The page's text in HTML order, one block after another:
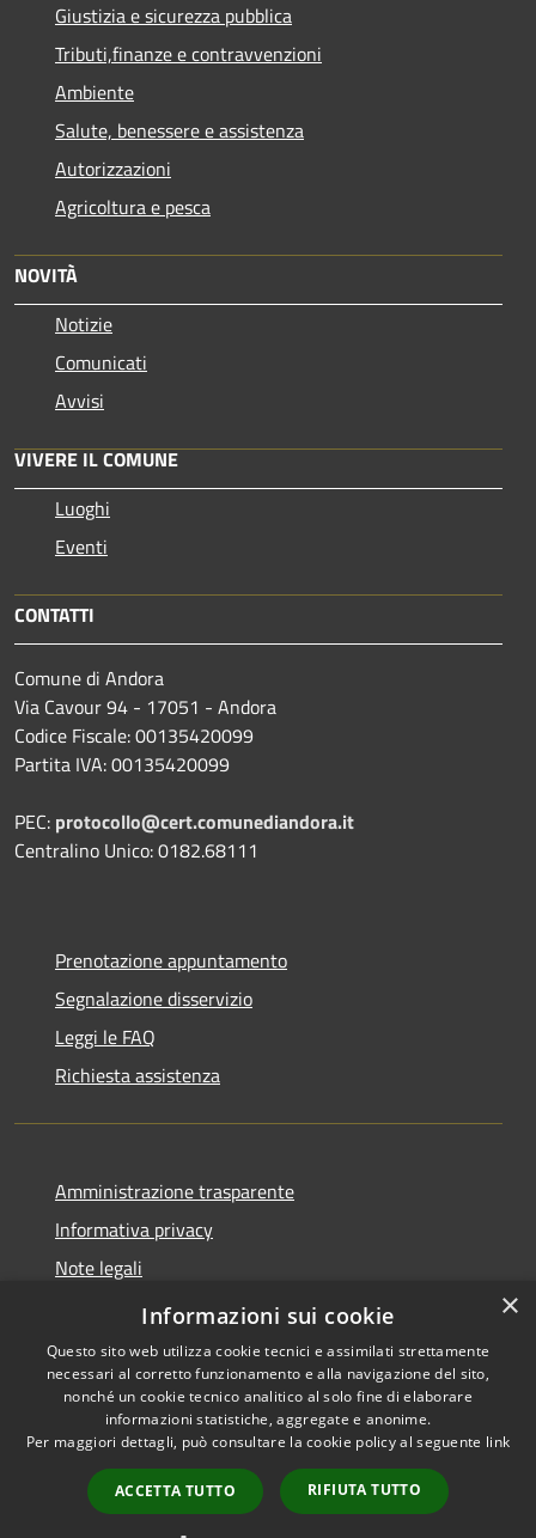
Giustizia e sicurezza pubblica
Tributi,finanze e contravvenzioni
Ambiente
Salute, benessere e assistenza
Autorizzazioni
Agricoltura e pesca
NOVITÀ
Notizie
Comunicati
Avvisi
VIVERE IL COMUNE
Luoghi
Eventi
CONTATTI
Comune di Andora
Via Cavour 94 - 17051 - Andora
Codice Fiscale: 00135420099
Partita IVA: 00135420099
PEC: protocollo@cert.comunediandora.it
Centralino Unico: 0182.68111
Prenotazione appuntamento
Segnalazione disservizio
Leggi le FAQ
Richiesta assistenza
Amministrazione trasparente
Informativa privacy
Note legali
Dichiarazione di accessibilità
Accessibilità
Copyright © 2026 • Comune di
Andora • Powered by
Municipium•
Accesso
redazione
×
Informazioni sui cookie
Questo sito web utilizza cookie tecnici e assimilati strettamente
necessari al corretto funzionamento e alla navigazione del sito,
nonché un cookie tecnico analitico al solo fine di elaborare
informazioni statistiche, aggregate e anonime.
Per maggiori dettagli, può consultare la cookie policy al seguente link
ACCETTA TUTTO RIFIUTA TUTTO